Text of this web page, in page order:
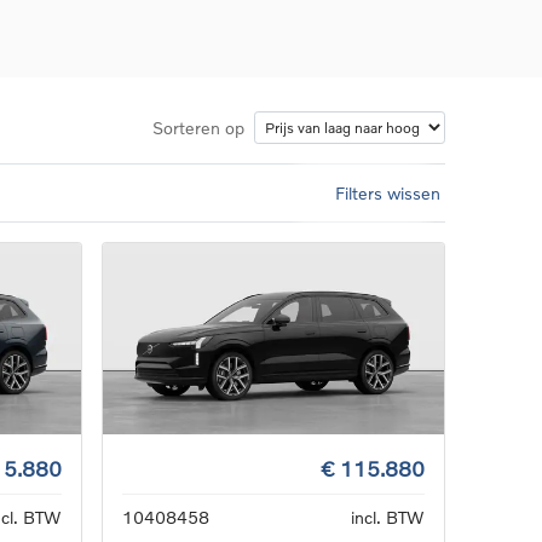
Sorteren op
Filters wissen
BTW
€ 115.880
10408458
incl. BTW